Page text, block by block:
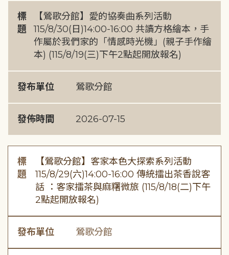
標
題
【鶯歌分館】愛的協奏曲系列活動
115/8/30(日)14:00-16:00 共讀方格繪本，手
作屬於我們家的「情感時光機」(親子手作繪
本) (115/8/19(三)下午2點起開放報名)
發布單位 鶯歌分館
發佈時間 2026-07-15
標
題
【鶯歌分館】客家本色大探索系列活動
115/8/29(六)14:00-16:00 傳統擂出茶香說客
話 ：客家擂茶與麻糬微旅 (115/8/18(二)下午
2點起開放報名)
發布單位 鶯歌分館